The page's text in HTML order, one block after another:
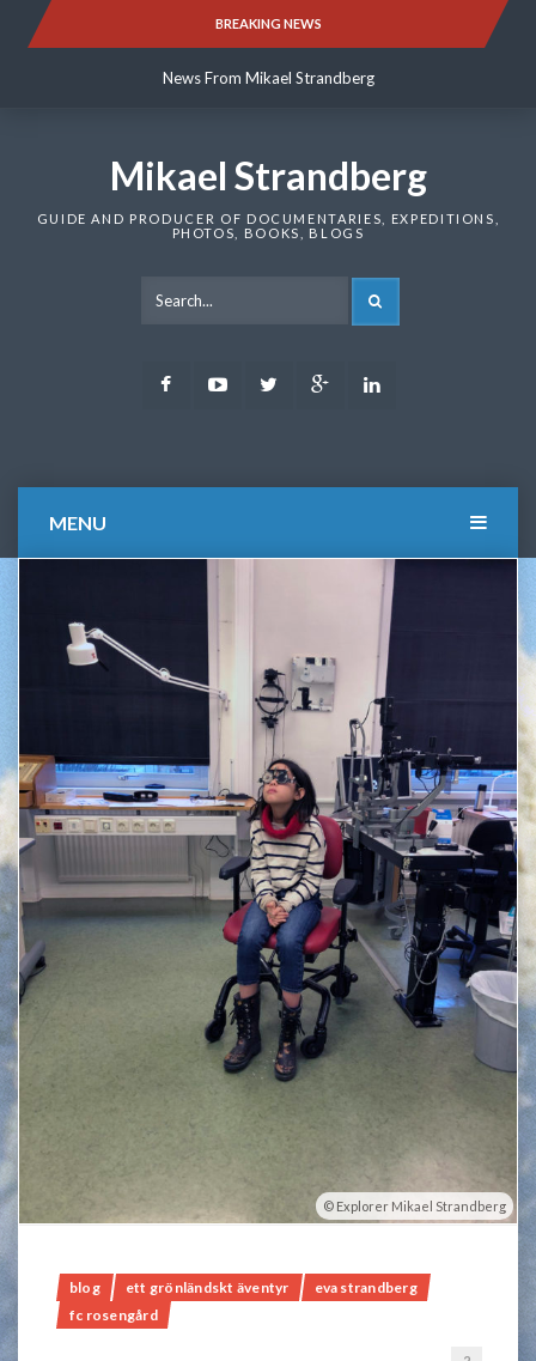
BREAKING NEWS
News From Mikael Strandberg
News From Mikael Strandberg
Mikael Strandberg
GUIDE AND PRODUCER OF DOCUMENTARIES, EXPEDITIONS,
PHOTOS, BOOKS, BLOGS
FacebookYoutubeTwitter Google
MENU
Explorer Mikael Strandberg
blog ett grönländskt äventyr
eva strandberg
fc rosengård